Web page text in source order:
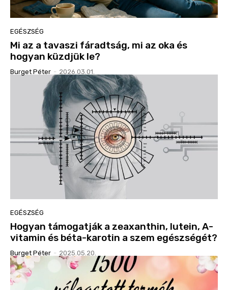
EGÉSZSÉG
Mi az a tavaszi fáradtság, mi az oka és
hogyan küzdjük le?
Burget Péter - 2026.03.01.
EGÉSZSÉG
Hogyan támogatják a zeaxanthin, lutein, A-
vitamin és béta-karotin a szem egészségét?
Burget Péter - 2025.05.20.